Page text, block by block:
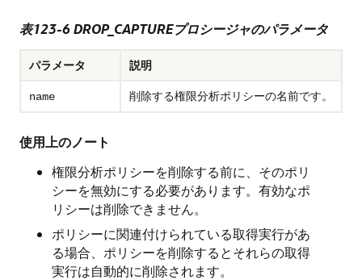
表123-6DROP_CAPTUREプロシージャのパラメータ
パラメータ 説明
name 削除する権限分析ポリシーの名前です。
使用上のノート
権限分析ポリシーを削除する前に、そのポリ
シーを無効にする必要があります。有効なポ
リシーは削除できません。
ポリシーに関連付けられている取得実行があ
る場合、ポリシーを削除するとそれらの取得
実行は自動的に削除されます。